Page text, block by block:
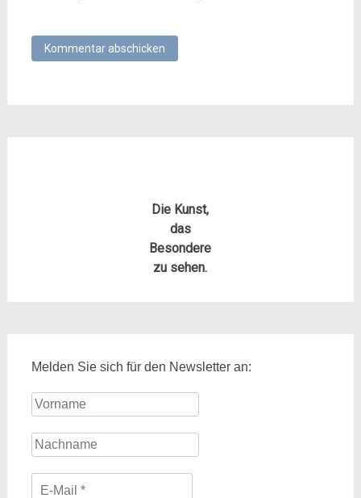
Die Kunst,
das
Besondere
zu sehen.
Melden Sie sich für den Newsletter an: